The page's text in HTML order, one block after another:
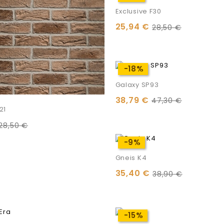
€
Exclusive F30
25,94 € 28,50 €
Galaxy SP93
38,79 €
-18%
47,30 €
-18%
Gneis K4
35,40 €
-9%
38,90 €
-9%
-15%
-15%